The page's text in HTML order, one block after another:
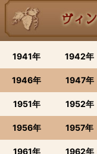
1941年 1942年
1946年 1947年
1951年 1952年
1956年 1957年
1961年 1962年